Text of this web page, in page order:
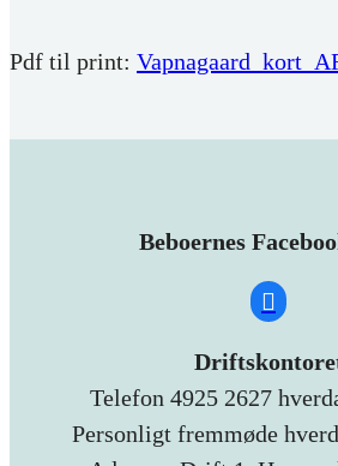
Pdf til print:
Beboernes
Telefon 4925 2627
Personligt fremmøde